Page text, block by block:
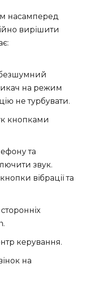
насамперед
вирішити
на режим
не турбувати.
кнопками
та
звук.
вібрації та
керування.
на